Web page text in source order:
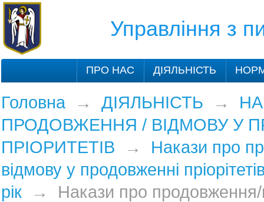
Управління з
ПРО НАС ДІЯЛЬНІСТЬ
Головна→ ДІЯЛЬНІСТЬ →
ПРОДОВЖЕННЯ / ВІДМОВУ У
ПРІОРИТЕТІВ → Накази про
відмову у продовженні
рік→ Накази про продовження/